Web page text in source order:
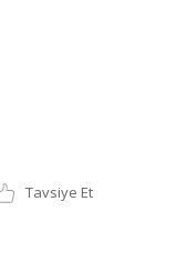
Tavsiye Et